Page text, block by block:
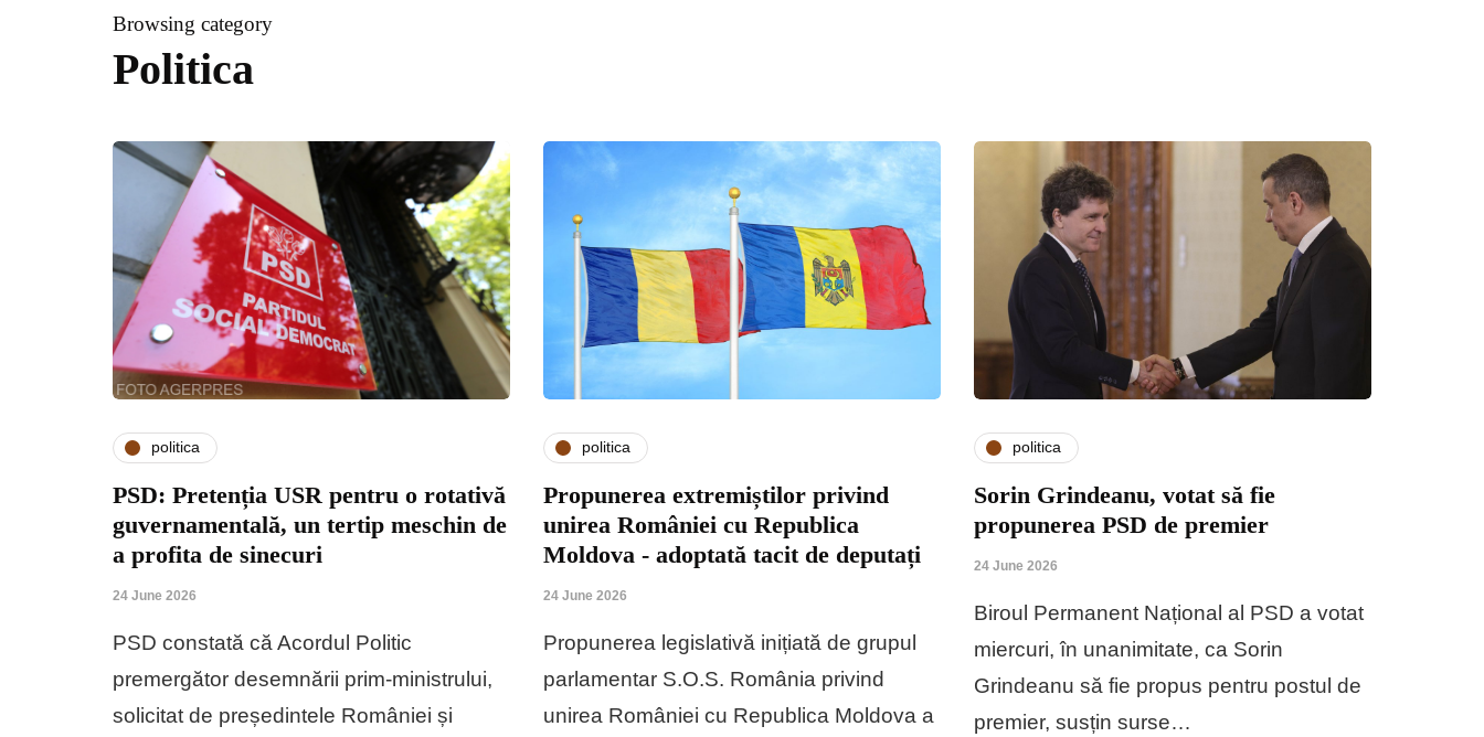
Browsing category
Politica
politica
PSD: Pretenția USR pentru o rotativă
guvernamentală, un tertip meschin de
a profita de sinecuri
24 June 2026
PSD constată că Acordul Politic
premergător desemnării prim-ministrului,
solicitat de președintele României și
politica
Propunerea extremiștilor privind
unirea României cu Republica
Moldova - adoptată tacit de deputați
24 June 2026
Propunerea legislativă inițiată de grupul
parlamentar S.O.S. România privind
unirea României cu Republica Moldova a
politica
Sorin Grindeanu, votat să fie
propunerea PSD de premier
24 June 2026
Biroul Permanent Național al PSD a votat
miercuri, în unanimitate, ca Sorin
Grindeanu să fie propus pentru postul de
premier, susțin surse…